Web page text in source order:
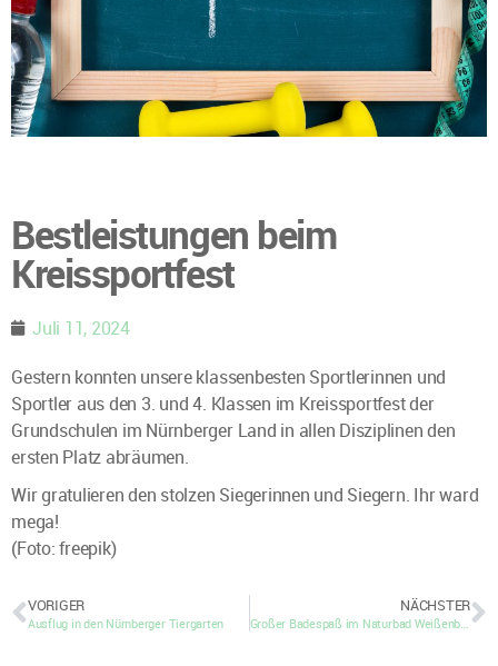
Bestleistungen beim
Kreissportfest
Juli 11, 2024
Gestern konnten unsere klassenbesten Sportlerinnen und
Sportler aus den 3. und 4. Klassen im Kreissportfest der
Grundschulen im Nürnberger Land in allen Disziplinen den
ersten Platz abräumen.
Wir gratulieren den stolzen Siegerinnen und Siegern. Ihr ward
mega!
(Foto: freepik)
VORIGER
Ausflug in den Nürnberger Tiergarten
NÄCHSTER
Großer Badespaß im Naturbad Weißenbrunn